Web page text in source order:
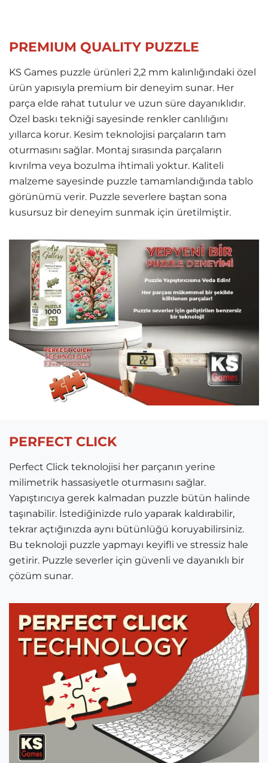
PREMIUM QUALITY PUZZLE
KS Games puzzle ürünleri 2,2 mm kalınlığındaki özel
ürün yapısıyla premium bir deneyim sunar. Her
parça elde rahat tutulur ve uzun süre dayanıklıdır.
Özel baskı tekniği sayesinde renkler canlılığını
yıllarca korur. Kesim teknolojisi parçaların tam
oturmasını sağlar. Montaj sırasında parçaların
kıvrılma veya bozulma ihtimali yoktur. Kaliteli
malzeme sayesinde puzzle tamamlandığında tablo
görünümü verir. Puzzle severlere baştan sona
kusursuz bir deneyim sunmak için üretilmiştir.
PERFECT CLICK
Perfect Click teknolojisi her parçanın yerine
milimetrik hassasiyetle oturmasını sağlar.
Yapıştırıcıya gerek kalmadan puzzle bütün halinde
taşınabilir. İstediğinizde rulo yaparak kaldırabilir,
tekrar açtığınızda aynı bütünlüğü koruyabilirsiniz.
Bu teknoloji puzzle yapmayı keyifli ve stressiz hale
getirir. Puzzle severler için güvenli ve dayanıklı bir
çözüm sunar.